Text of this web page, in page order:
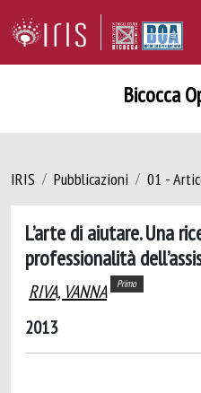
Bicocca
IRIS Pubblicazioni 01 -
L’arte di aiutare. Una
professionalità
RIVA, VANNA Primo
2013